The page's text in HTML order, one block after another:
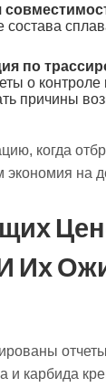
состава
по
о
причины
когда
экономия на
Их
и карбида